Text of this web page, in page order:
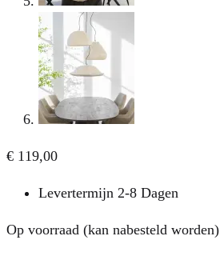
€ 119,00
Levertermijn 2-8 Dagen
Op voorraad (kan nabesteld worden)